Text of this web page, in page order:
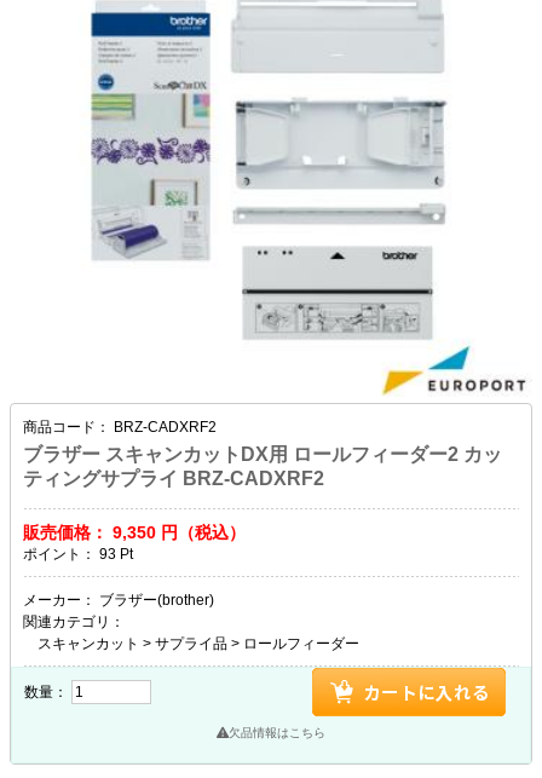
商品コード： BRZ-CADXRF2
ブラザー スキャンカットDX用 ロールフィーダー2 カッ
ティングサプライ BRZ-CADXRF2
販売価格： 9,350 円（税込）
ポイント： 93 Pt
メーカー：
ブラザー(brother)
関連カテゴリ：
スキャンカット > サプライ品 > ロールフィーダー
数量：
欠品情報はこちら